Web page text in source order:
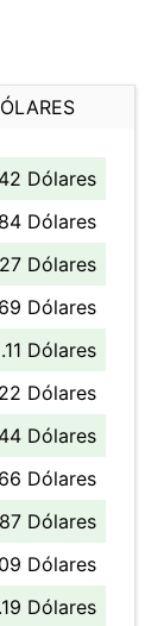
Dólares
Dólares
Dólares
Dólares
Dólares
Dólares
Dólares
Dólares
Dólares
Dólares
Dólares